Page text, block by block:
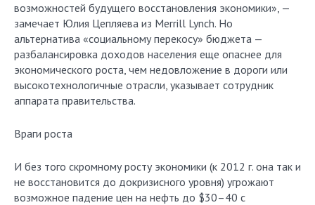
возможностей будущего восстановления экономики», —
замечает Юлия Цепляева из Merrill Lynch. Но
альтернатива «социальному перекосу» бюджета —
разбалансировка доходов населения еще опаснее для
экономического роста, чем недовложение в дороги или
высокотехнологичные отрасли, указывает сотрудник
аппарата правительства.
Враги роста
И без того скромному росту экономики (к 2012 г. она так и
не восстановится до докризисного уровня) угрожают
возможное падение цен на нефть до $30–40 с